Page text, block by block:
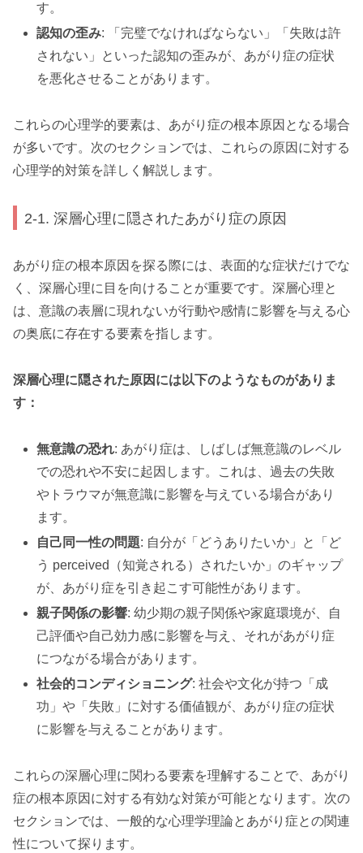
す。
認知の歪み: 「完璧でなければならない」「失敗は許
されない」といった認知の歪みが、あがり症の症状
を悪化させることがあります。
これらの心理学的要素は、あがり症の根本原因となる場合
が多いです。次のセクションでは、これらの原因に対する
心理学的対策を詳しく解説します。
2-1. 深層心理に隠されたあがり症の原因
あがり症の根本原因を探る際には、表面的な症状だけでな
く、深層心理に目を向けることが重要です。深層心理と
は、意識の表層に現れないが行動や感情に影響を与える心
の奥底に存在する要素を指します。
深層心理に隠された原因には以下のようなものがありま
す：
無意識の恐れ: あがり症は、しばしば無意識のレベル
での恐れや不安に起因します。これは、過去の失敗
やトラウマが無意識に影響を与えている場合があり
ます。
自己同一性の問題: 自分が「どうありたいか」と「ど
う perceived（知覚される）されたいか」のギャップ
が、あがり症を引き起こす可能性があります。
親子関係の影響: 幼少期の親子関係や家庭環境が、自
己評価や自己効力感に影響を与え、それがあがり症
につながる場合があります。
社会的コンディショニング: 社会や文化が持つ「成
功」や「失敗」に対する価値観が、あがり症の症状
に影響を与えることがあります。
これらの深層心理に関わる要素を理解することで、あがり
症の根本原因に対する有効な対策が可能となります。次の
セクションでは、一般的な心理学理論とあがり症との関連
性について探ります。